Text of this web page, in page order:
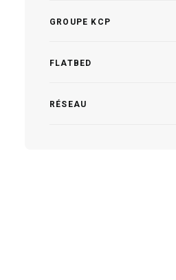
GROUPE KCP
FLATBED
RÉSEAU